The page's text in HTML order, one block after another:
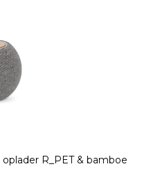
R_PET & bamboe